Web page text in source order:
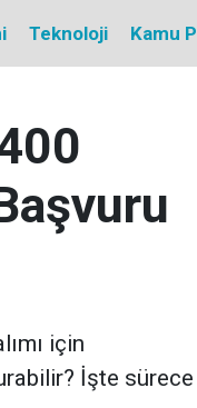
Teknoloji Kamu
için
İşte sürece